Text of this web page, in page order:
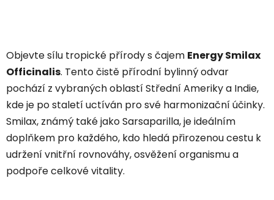
Objevte sílu tropické přírody s čajem Energy Smilax
Officinalis. Tento čistě přírodní bylinný odvar
pochází z vybraných oblastí Střední Ameriky a Indie,
kde je po staletí uctíván pro své harmonizační účinky.
Smilax, známý také jako Sarsaparilla, je ideálním
doplňkem pro každého, kdo hledá přirozenou cestu k
udržení vnitřní rovnováhy, osvěžení organismu a
podpoře celkové vitality.